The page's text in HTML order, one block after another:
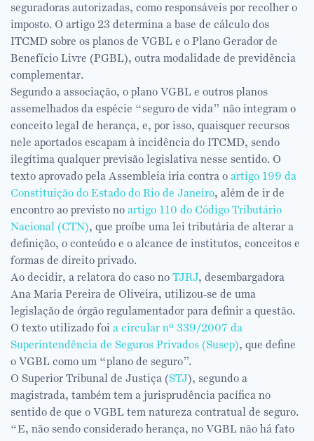
seguradoras autorizadas, como responsáveis por recolher o
imposto. O artigo 23 determina a base de cálculo dos
ITCMD sobre os planos de VGBL e o Plano Gerador de
Benefício Livre (PGBL), outra modalidade de previdência
complementar.
Segundo a associação, o plano VGBL e outros planos
assemelhados da espécie “seguro de vida” não integram o
conceito legal de herança, e, por isso, quaisquer recursos
nele aportados escapam à incidência do ITCMD, sendo
ilegítima qualquer previsão legislativa nesse sentido. O
texto aprovado pela Assembleia iria contra o artigo 199 da
Constituição do Estado do Rio de Janeiro, além de ir de
encontro ao previsto no artigo 110 do Código Tributário
Nacional (CTN), que proíbe uma lei tributária de alterar a
definição, o conteúdo e o alcance de institutos, conceitos e
formas de direito privado.
Ao decidir, a relatora do caso no TJRJ, desembargadora
Ana Maria Pereira de Oliveira, utilizou-se de uma
legislação de órgão regulamentador para definir a questão.
O texto utilizado foi a circular nº 339/2007 da
Superintendência de Seguros Privados (Susep), que define
o VGBL como um “plano de seguro”.
O Superior Tribunal de Justiça (STJ), segundo a
magistrada, também tem a jurisprudência pacífica no
sentido de que o VGBL tem natureza contratual de seguro.
“E, não sendo considerado herança, no VGBL não há fato